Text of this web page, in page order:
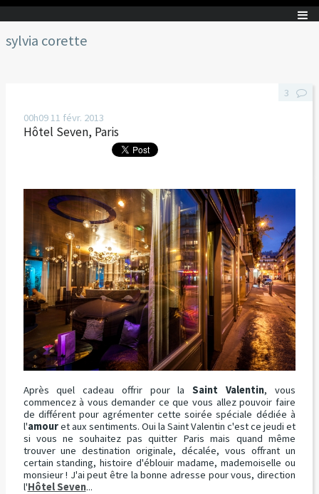
sylvia corette
00h0911 févr. 2013
Hôtel Seven, Paris
Après quel cadeau offrir pour laSaint Valentin, vous
commencez à vous demander ce que vous allez pouvoir faire
de différent pour agrémenter cette soirée spéciale dédiée à
l'amouret aux sentiments. Oui la Saint Valentin c'est ce jeudi et
si vous ne souhaitez pas quitter Paris mais quand même
trouver une destination originale, décalée, vous offrant un
certain standing, histoire d'éblouir madame, mademoiselle ou
monsieur ! J'ai peut être la bonne adresse pour vous, direction
l'Hôtel Seven...
3